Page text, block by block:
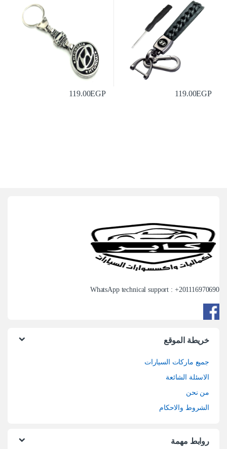
119.00EGP
119.00EGP
WhatsApp technical support : +201116970690
خريطة الموقع
جميع ماركات السيارات
الاسئلة الشائعة
من نحن
الشروط والاحكام
روابط مهمة